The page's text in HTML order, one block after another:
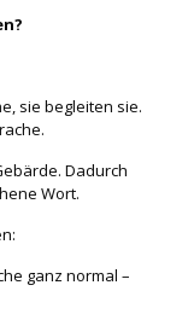
sie begleiten sie.
Dadurch
Wort.
ganz normal –